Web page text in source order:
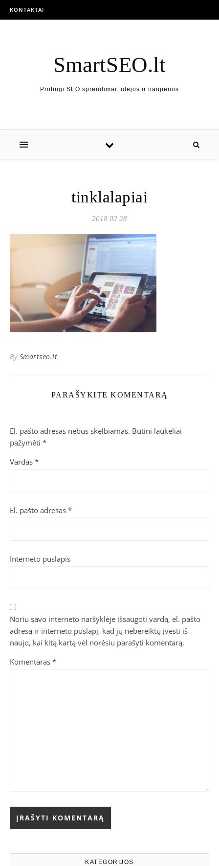
Skip to content
KONTAKTAI
SmartSEO.lt
Protingi SEO sprendimai: idėjos ir naujienos
tinklalapiai
2018 02 28
By Smartseo.lt
PARAŠYKITE KOMENTARĄ
El. pašto adresas nebus skelbiamas. Būtini laukeliai
pažymėti *
Vardas *
El. pašto adresas *
Interneto puslapis
Noriu savo interneto naršyklėje išsaugoti vardą, el. pašto
adresą ir interneto puslapį, kad jų nebereiktų įvesti iš
naujo, kai kitą kartą vėl norėsiu parašyti komentarą.
Komentaras *
KATEGORIJOS